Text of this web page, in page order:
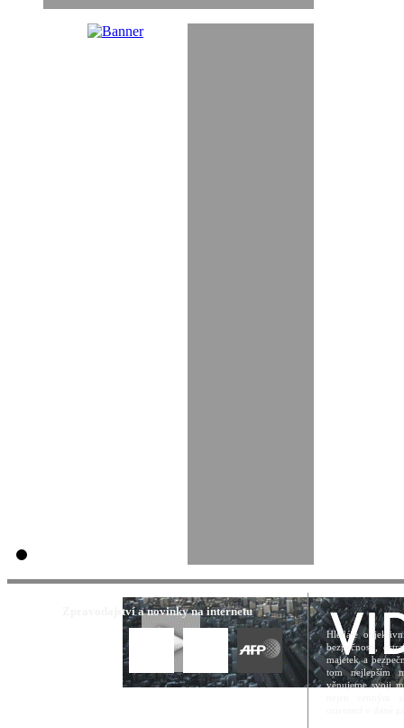
Zpravodajství a novinky na internetu
Hledáte
bezpečnosti,
majetek a
tom nejlepším
věnujeme svoji